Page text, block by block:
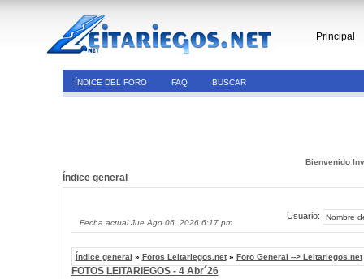
Principal
ÍNDICE DEL FORO FAQ BUSCAR
Bienvenido
Índice general
Fecha actual Jue Ago 06, 2026 6:17 pm
Usuario:
Índice general » Foros Leitariegos.net» Foro General --> Leitariegos.net
FOTOS LEITARIEGOS - 4 Abr´26